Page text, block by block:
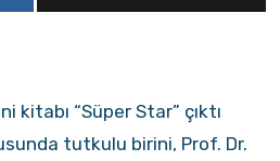
kitabı “Süper Star” çıktı
tutkulu birini, Prof. Dr.